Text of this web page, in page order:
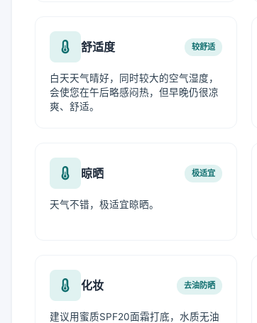
舒适度 较舒适
白天天气晴好，同时较大的空气湿度，
会使您在午后略感闷热，但早晚仍很凉
爽、舒适。
晾晒 极适宜
天气不错，极适宜晾晒。
化妆 去油防晒
建议用蜜质SPF20面霜打底，水质无油